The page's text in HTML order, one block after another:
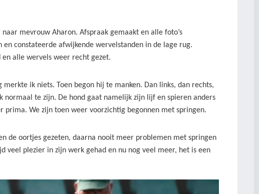
mevrouw Aharon. Afspraak gemaakt en alle foto’s
en constateerde afwijkende wervelstanden in de lage rug.
alle wervels weer recht gezet.
ik niets. Toen begon hij te manken. Dan links, dan rechts,
normaal te zijn. De hond gaat namelijk zijn lijf en spieren anders
prima. We zijn toen weer voorzichtig begonnen met springen.
de oortjes gezeten, daarna nooit meer problemen met springen
veel plezier in zijn werk gehad en nu nog veel meer, het is een